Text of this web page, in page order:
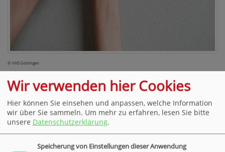
© VHS Göttingen
Ihre Meinung zählt!
Wir möchten uns stetig verbessern. Unterstützen
Wir verwenden hier Cookies
Hier können Sie einsehen und anpassen, welche Information
wir über Sie sammeln. Um mehr zu erfahren, lesen Sie bitte
unsere Datenschutzerklärung.
Speicherung von Einstellungen dieser Anwendung